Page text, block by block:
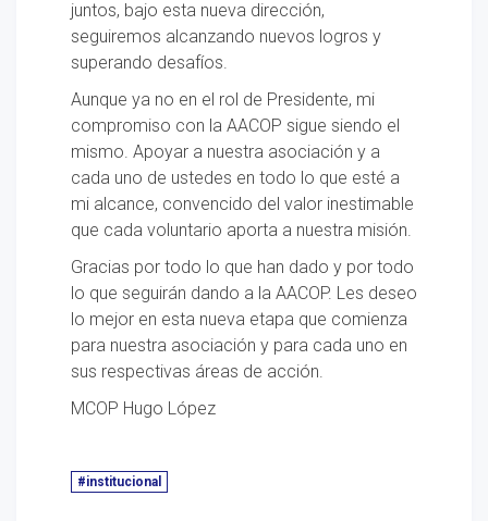
juntos, bajo esta nueva dirección,
seguiremos alcanzando nuevos logros y
superando desafíos.
Aunque ya no en el rol de Presidente, mi
compromiso con la AACOP sigue siendo el
mismo. Apoyar a nuestra asociación y a
cada uno de ustedes en todo lo que esté a
mi alcance, convencido del valor inestimable
que cada voluntario aporta a nuestra misión.
Gracias por todo lo que han dado y por todo
lo que seguirán dando a la AACOP. Les deseo
lo mejor en esta nueva etapa que comienza
para nuestra asociación y para cada uno en
sus respectivas áreas de acción.
MCOP Hugo López
#institucional